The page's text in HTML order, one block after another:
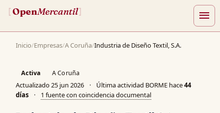
[OpenMercantil] menu
Inicio/Empresas/A Coruña/Industria de Diseño Textil, S.A.
Activa A Coruña
Actualizado25 jun 2026 · Última actividad BORME hace44
días
· 1 fuente con coincidencia documental